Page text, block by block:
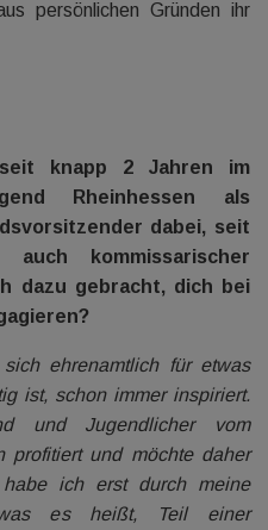
persönlichen Gründen ihr
knapp 2 Jahren im
Rheinhessen als
dabei, seit
kommissarischer
dazu gebracht, dich bei
ehrenamtlich für etwas
ist, schon immer inspiriert.
und Jugendlicher vom
profitiert und möchte daher
ich erst durch meine
was es heißt, Teil einer